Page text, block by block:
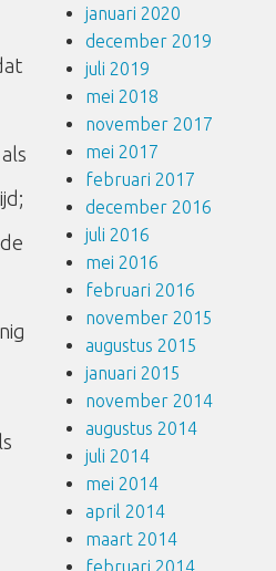
januari 2020
december 2019
juli 2019
mei 2018
november 2017
mei 2017
februari 2017
december 2016
juli 2016
mei 2016
februari 2016
november 2015
augustus 2015
januari 2015
november 2014
augustus 2014
juli 2014
mei 2014
april 2014
maart 2014
februari 2014